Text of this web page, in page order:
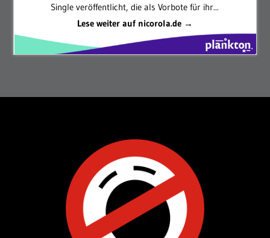
Single veröffentlicht, die als Vorbote für ihr...
Lese weiter auf nicorola.de →